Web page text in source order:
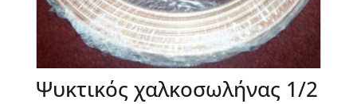
Ψυκτικός χαλκοσωλήνας 1/2